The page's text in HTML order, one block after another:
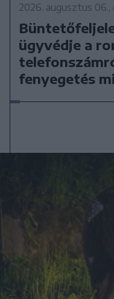
2026. augusztus
ügyvédje a
fenyegetés